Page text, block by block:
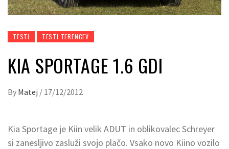
TESTI TESTI TERENCEV
KIA SPORTAGE 1.6 GDI
By Matej / 17/12/2012
Kia Sportage je Kiin velik ADUT in oblikovalec Schreyer
si zanesljivo zasluži svojo plačo. Vsako novo Kiino vozilo